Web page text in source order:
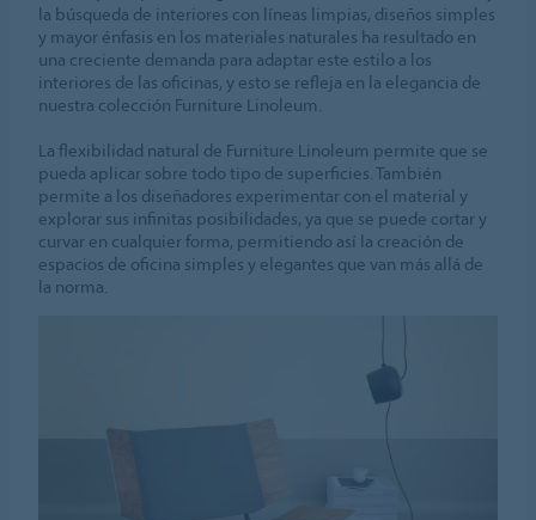
la búsqueda de interiores con líneas limpias, diseños simples
y mayor énfasis en los materiales naturales ha resultado en
una creciente demanda para adaptar este estilo a los
interiores de las oficinas, y esto se refleja en la elegancia de
nuestra colección Furniture Linoleum.
La flexibilidad natural de Furniture Linoleum permite que se
pueda aplicar sobre todo tipo de superficies. También
permite a los diseñadores experimentar con el material y
explorar sus infinitas posibilidades, ya que se puede cortar y
curvar en cualquier forma, permitiendo así la creación de
espacios de oficina simples y elegantes que van más allá de
la norma.